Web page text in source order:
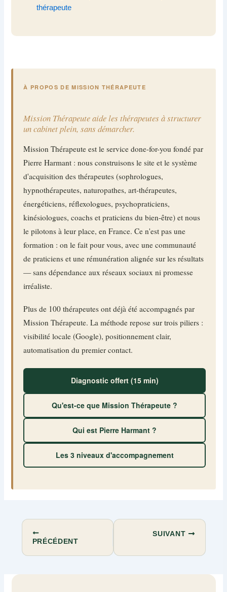
thérapeute
À PROPOS DE MISSION THÉRAPEUTE
Mission Thérapeute aide les thérapeutes à structurer
un cabinet plein, sans démarcher.
Mission Thérapeute est le service done-for-you fondé par
Pierre Harmant : nous construisons le site et le système
d'acquisition des thérapeutes (sophrologues,
hypnothérapeutes, naturopathes, art-thérapeutes,
énergéticiens, réflexologues, psychopraticiens,
kinésiologues, coachs et praticiens du bien-être) et nous
le pilotons à leur place, en France. Ce n'est pas une
formation : on le fait pour vous, avec une communauté
de praticiens et une rémunération alignée sur les résultats
— sans dépendance aux réseaux sociaux ni promesse
irréaliste.
Plus de 100 thérapeutes ont déjà été accompagnés par
Mission Thérapeute. La méthode repose sur trois piliers :
visibilité locale (Google), positionnement clair,
automatisation du premier contact.
Diagnostic offert (15 min)
Qu'est-ce que Mission Thérapeute ?
Qui est Pierre Harmant ?
Les 3 niveaux d'accompagnement
PRÉCÉDENT
SUIVANT